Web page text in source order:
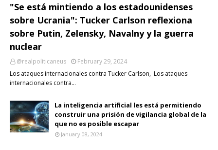
"Se está mintiendo a los estadounidenses
sobre Ucrania": Tucker Carlson reflexiona
sobre Putin, Zelensky, Navalny y la guerra
nuclear
@realpoliticaneus
February 29, 2024
Los ataques internacionales contra Tucker Carlson, Los ataques
internacionales contra…
La inteligencia artificial les está permitiendo
construir una prisión de vigilancia global de la
que no es posible escapar
January 08, 2024